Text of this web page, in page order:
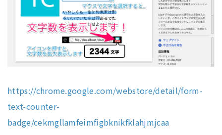
https://chrome.google.com/webstore/detail/form-
text-counter-
badge/cekmgllamfeimfigbknikfklahjmjcaa